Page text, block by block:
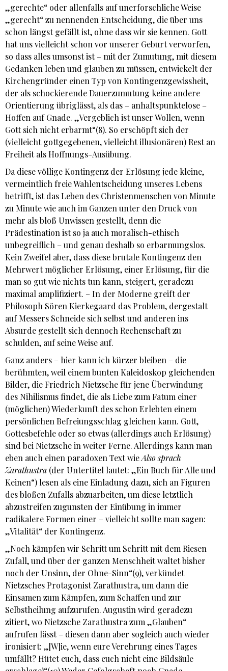
„gerechte“ oder allenfalls auf unerforschliche Weise
„gerecht“ zu nennenden Entscheidung, die über uns
schon längst gefällt ist, ohne dass wir sie kennen. Gott
hat uns vielleicht schon vor unserer Geburt verworfen,
so dass alles umsonst ist – mit der Zumutung, mit diesem
Gedanken leben und glauben zu müssen, entwickelt der
Kirchengründer einen Typ von Kontingenzgewissheit,
der als schockierende Dauer­zumutung keine andere
Orientierung übriglässt, als das – anhaltspunktelose –
Hoffen auf Gnade. „Vergeblich ist unser Wollen, wenn
Gott sich nicht erbarmt“(8). So erschöpft sich der
(vielleicht gottgegebenen, vielleicht illusionären) Rest an
Freiheit als Hoffnungs-Ausübung.
Da diese völlige Kontingenz der Erlösung jede kleine,
vermeintlich freie Wahlentscheidung unseres Lebens
betrifft, ist das Leben des Christenmenschen von Minute
zu Minute wie auch im Ganzen unter den Druck von
mehr als bloß Unwissen gestellt, denn die
Prädestination ist so ja auch moralisch-ethisch
unbegreiflich – und genau deshalb so erbarmungslos.
Kein Zweifel aber, dass diese brutale Kontingenz den
Mehrwert möglicher Erlösung, einer Erlösung, für die
man so gut wie nichts tun kann, steigert, geradezu
maximal amplifiziert. – In der Moderne greift der
Philosoph Sören Kierkegaard das Problem, dergestalt
auf Messers Schneide sich selbst und anderen ins
Absurde gestellt sich dennoch Rechenschaft zu
schulden, auf seine Weise auf.
Ganz anders – hier kann ich kürzer bleiben – die
berühmten, weil einem bunten Kaleidoskop gleichenden
Bilder, die Friedrich Nietzsche für jene Überwindung
des Nihilismus findet, die als Liebe zum Fatum einer
(möglichen) Wiederkunft des schon Erlebten einem
persönlichen Befreiungsschlag gleichen kann. Gott,
Gottesbefehle oder so etwas (allerdings auch Erlösung)
sind bei Nietzsche in weiter Ferne. Allerdings kann man
eben auch einen paradoxen Text wieAlso sprach
Zarathustra (der Untertitel lautet: „Ein Buch für Alle und
Keinen“) lesen als eine Einladung dazu, sich an Figuren
des bloßen Zufalls abzuarbeiten, um diese letztlich
abzustreifen zugunsten der Einübung in immer
radikalere Formen einer – vielleicht sollte man sagen:
„Vitalität“ der Kontingenz.
„Noch kämpfen wir Schritt um Schritt mit dem Riesen
Zufall, und über der ganzen Menschheit waltet bisher
noch der Unsinn, der Ohne-Sinn“(9), verkündet
Nietzsches Protagonist Zarathustra, um dann die
Einsamen zum Kämpfen, zum Schaffen und zur
Selbstheilung aufzurufen. Augustin wird geradezu
zitiert, wo Nietzsche Zarathustra zum „Glauben“
aufrufen lässt – diesen dann aber sogleich auch wieder
ironisiert: „[W]ie, wenn eure Verehrung eines Tages
umfällt? Hütet euch, dass euch nicht eine Bildsäule